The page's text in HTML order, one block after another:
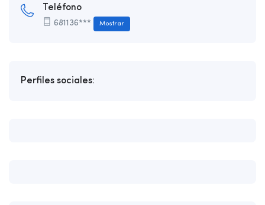
Teléfono
681136*** Mostrar
Perfiles sociales: